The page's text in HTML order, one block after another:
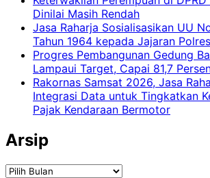
Dinilai Masih Rendah
Jasa Raharja Sosialisasikan UU
Tahun 1964 kepada Jajaran
Progres Pembangunan Gedung
Lampaui Target, Capai 81,7
Rakornas Samsat 2026, Jasa
Integrasi Data untuk Tingkatkan
Pajak Kendaraan Bermotor
Arsip
Arsip